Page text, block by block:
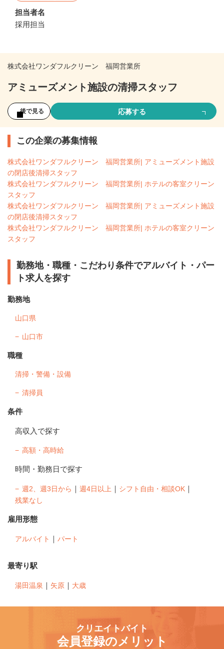
担当者名
採用担当
株式会社ワンダフルクリーン 福岡営業所
アミューズメント施設の清掃スタッフ
後で見る 応募する
この企業の募集情報
株式会社ワンダフルクリーン 福岡営業所| アミューズメント施設
の閉店後清掃スタッフ
株式会社ワンダフルクリーン 福岡営業所| ホテルの客室クリーン
スタッフ
株式会社ワンダフルクリーン 福岡営業所| アミューズメント施設
の閉店後清掃スタッフ
株式会社ワンダフルクリーン 福岡営業所| ホテルの客室クリーン
スタッフ
勤務地・職種・こだわり条件でアルバイト・パー
ト求人を探す
勤務地
山口県
山口市
職種
清掃・警備・設備
清掃員
条件
高収入で探す
高額・高時給
時間・勤務日で探す
週2、週3日から ｜ 週4日以上 ｜ シフト自由・相談OK ｜
残業なし
雇用形態
アルバイト ｜ パート
最寄り駅
湯田温泉 ｜ 矢原 ｜ 大歳
クリエイトバイト
会員登録のメリット